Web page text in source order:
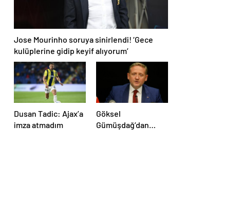
Jose Mourinho soruya sinirlendi! ‘Gece
kulüplerine gidip keyif alıyorum’
Dusan Tadic: Ajax’a
imza atmadım
Göksel
Gümüşdağ’dan